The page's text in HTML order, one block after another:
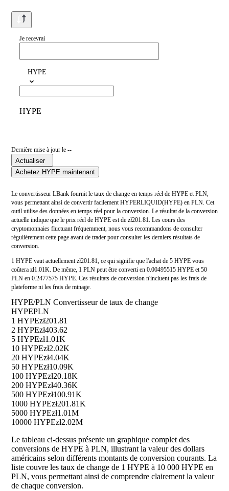
Je recevrai
HYPE
HYPE
Dernière mise à jour le --
Actualiser
Achetez HYPE maintenant
Le convertisseur LBank fournit le taux de change en temps réel de HYPE et PLN,
vous permettant ainsi de convertir facilement HYPERLIQUID(HYPE) en PLN. Cet
outil utilise des données en temps réel pour la conversion. Le résultat de la conversion
actuelle indique que le prix réel de HYPE est de zł201.81. Les cours des
cryptomonnaies fluctuant fréquemment, nous vous recommandons de consulter
régulièrement cette page avant de trader pour consulter les derniers résultats de
conversion.
1 HYPE vaut actuellement zł201.81, ce qui signifie que l'achat de 5 HYPE vous
coûtera zł1.01K. De même, 1 PLN peut être converti en 0.00495515 HYPE et 50
PLN en 0.2477575 HYPE. Ces résultats de conversion n'incluent pas les frais de
plateforme ni les frais de minage.
HYPE/PLN Convertisseur de taux de change
HYPEPLN
1 HYPEzł201.81
2 HYPEzł403.62
5 HYPEzł1.01K
10 HYPEzł2.02K
20 HYPEzł4.04K
50 HYPEzł10.09K
100 HYPEzł20.18K
200 HYPEzł40.36K
500 HYPEzł100.91K
1000 HYPEzł201.81K
5000 HYPEzł1.01M
10000 HYPEzł2.02M
Le tableau ci-dessus présente un graphique complet des
conversions de HYPE à PLN, illustrant la valeur des dollars
américains selon différents montants de conversion courants. La
liste couvre les taux de change de 1 HYPE à 10 000 HYPE en
PLN, vous permettant ainsi de comprendre clairement la valeur
de chaque conversion.